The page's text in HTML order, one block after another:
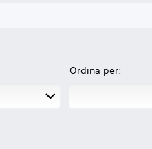
Ordina per: